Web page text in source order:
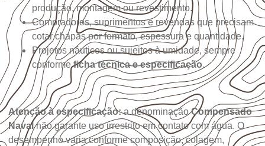
produção, montagem ou revestimento.
Compradores, suprimentos e revendas que precisam
cotar chapas por formato, espessura e quantidade.
Projetos náuticos ou sujeitos à umidade, sempre
conformeficha técnica e especificação.
Atenção à especificação:a denominaçãoCompensado
Navalnão garante uso irrestrito em contato com água. O
desempenho varia conforme composição, colagem,